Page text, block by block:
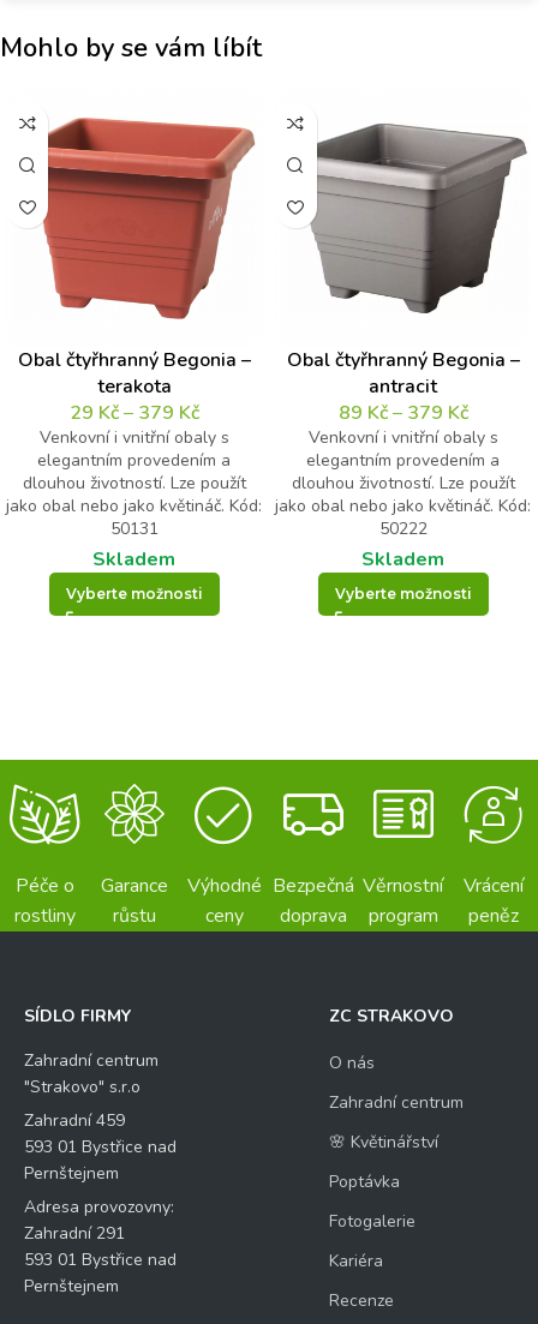
Mohlo by se vám líbít
Obal čtyřhranný Begonia –
terakota
29 Kč– 379 Kč
Venkovní i vnitřní obaly s
elegantním provedením a
dlouhou životností. Lze použít
jako obal nebo jako květináč. Kód:
50131
Skladem
Vyberte možnosti
Obal čtyřhranný Begonia –
antracit
89 Kč– 379 Kč
Venkovní i vnitřní obaly s
elegantním provedením a
dlouhou životností. Lze použít
jako obal nebo jako květináč. Kód:
50222
Skladem
Vyberte možnosti
Péče o
rostliny
Garance
růstu
Výhodné
ceny
Bezpečná
doprava
Věrnostní
program
Vrácení
peněz
SÍDLO FIRMY
Zahradní centrum
"Strakovo" s.r.o
Zahradní 459
593 01 Bystřice nad
Pernštejnem
Adresa provozovny:
Zahradní 291
593 01 Bystřice nad
Pernštejnem
ZC STRAKOVO
O nás
Zahradní centrum
🌸 Květinářství
Poptávka
Fotogalerie
Kariéra
Recenze